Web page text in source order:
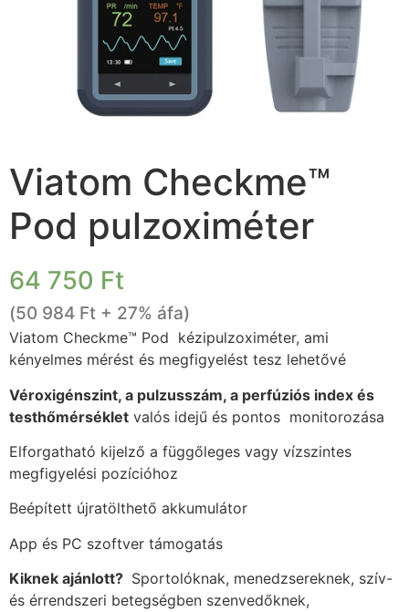
Viatom Checkme™
Pod pulzoximéter
64 750 Ft
(50 984 Ft + 27% áfa)
Viatom Checkme™ Pod kézipulzoximéter, ami
kényelmes mérést és megfigyelést tesz lehetővé
Véroxigénszint, a pulzusszám, a perfúziós index és
testhőmérséklet valós idejű és pontos monitorozása
Elforgatható kijelző a függőleges vagy vízszintes
megfigyelési pozícióhoz
Beépített újratölthető akkumulátor
App és PC szoftver támogatás
Kiknek ajánlott? Sportolóknak, menedzsereknek, szív-
és érrendszeri betegségben szenvedőknek,